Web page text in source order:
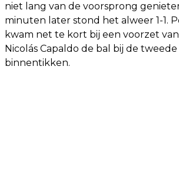
niet lang van de voorsprong
minuten later stond het alweer 1-1.
kwam net te kort bij een voorzet
Nicolás Capaldo de bal bij de
binnentikken.